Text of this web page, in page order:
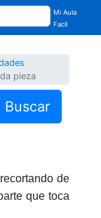
Mi Aula
Facil
pieza
Buscar
de
que toca